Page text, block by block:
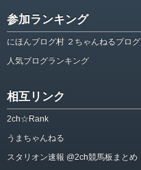
参加ランキング
にほんブログ村 ２ちゃんねるブログ
人気ブログランキング
相互リンク
2ch☆Rank
うまちゃんねる
スタリオン速報 @2ch競馬板まとめ